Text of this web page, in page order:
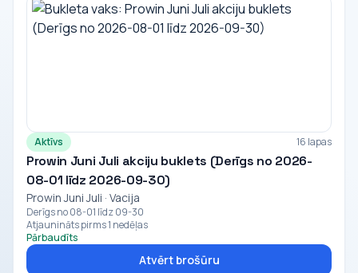
Aktīvs 16 lapas
Prowin Juni Juli akciju buklets (Derīgs no 2026-
08-01 līdz 2026-09-30)
Prowin Juni Juli · Vacija
Derīgs no 08-01 līdz 09-30
Atjaunināts pirms 1 nedēļas
Pārbaudīts
Atvērt brošūru